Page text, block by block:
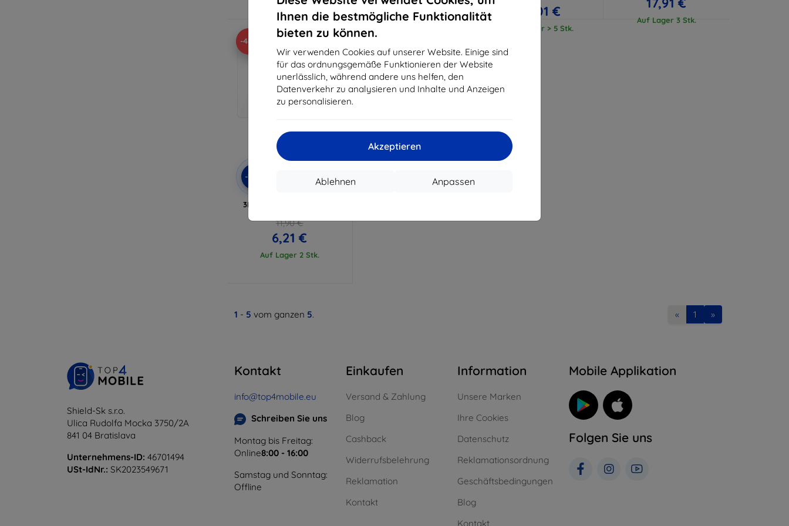
Ihnen die bestmögliche Funktionalität
bieten zu können.
Wir verwenden Cookies auf unserer Website. Einige sind
für das ordnungsgemäße Funktionieren der Website
unerlässlich, während andere uns helfen, den
Datenverkehr zu analysieren und Inhalte und Anzeigen
zu personalisieren.
Akzeptieren
Anpassen
Ablehnen
Auf Lager > 5 Stk. Auf Lager > 5 Stk.
17,01 €
Auf Lager > 5 Stk.
Auf Lager 3 Stk.
-48%
-10% EXTRA10
3MK FlexibleGlass LG K92
11,90 €
6,21 €
Auf Lager 2 Stk.
1 - 5 vom ganzen 5. « 1 »
Shield-Sk s.r.o.
Ulica Rudolfa Mocka 3750/2A
841 04 Bratislava
Unternehmens-ID: 46701494
USt-IdNr.: SK2023549671
Kontakt
info@top4mobile.eu
Schreiben Sie uns
Montag bis Freitag:
Online8:00 - 16:00
Samstag und Sonntag:
Offline
Einkaufen
Versand & Zahlung
Blog
Cashback
Widerrufsbelehrung
Reklamation
Kontakt
Information
Unsere Marken
Ihre Cookies
Datenschutz
Reklamationsordnung
Geschäftsbedingungen
Blog
Kontakt
Mobile Applikation
Folgen Sie uns